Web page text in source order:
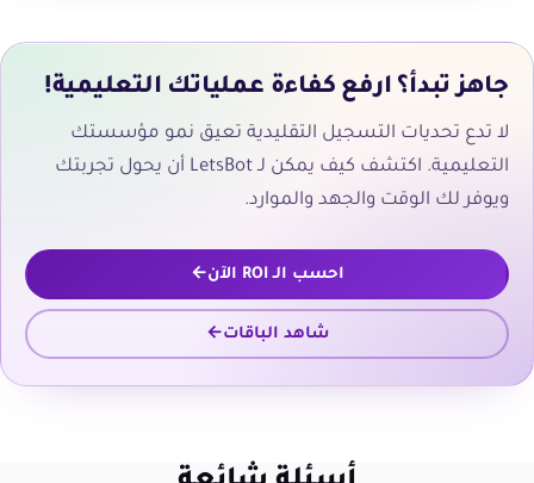
جاهز تبدأ؟ ارفع كفاءة عملياتك التعليمية!
لا تدع تحديات التسجيل التقليدية تعيق نمو مؤسستك
التعليمية. اكتشف كيف يمكن لـ LetsBot أن يحول تجربتك
ويوفر لك الوقت والجهد والموارد.
احسب الـ ROI الآن
شاهد الباقات